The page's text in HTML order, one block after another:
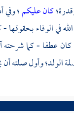
كان عليكم؛ وفي
في الوفاء
عطفا - كما شرحته
الولد؛ وأول صلته أن